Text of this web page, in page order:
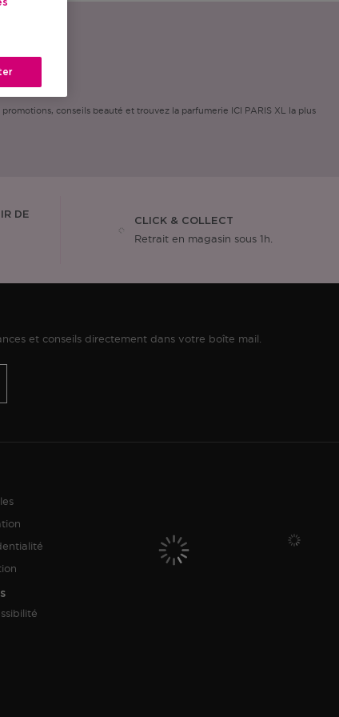
conseils beauté et trouvez la parfumerie ICI PARIS XL la plus
DE
CLICK & COLLECT
Retrait en magasin sous 1h.
et conseils directement dans votre boîte mail.